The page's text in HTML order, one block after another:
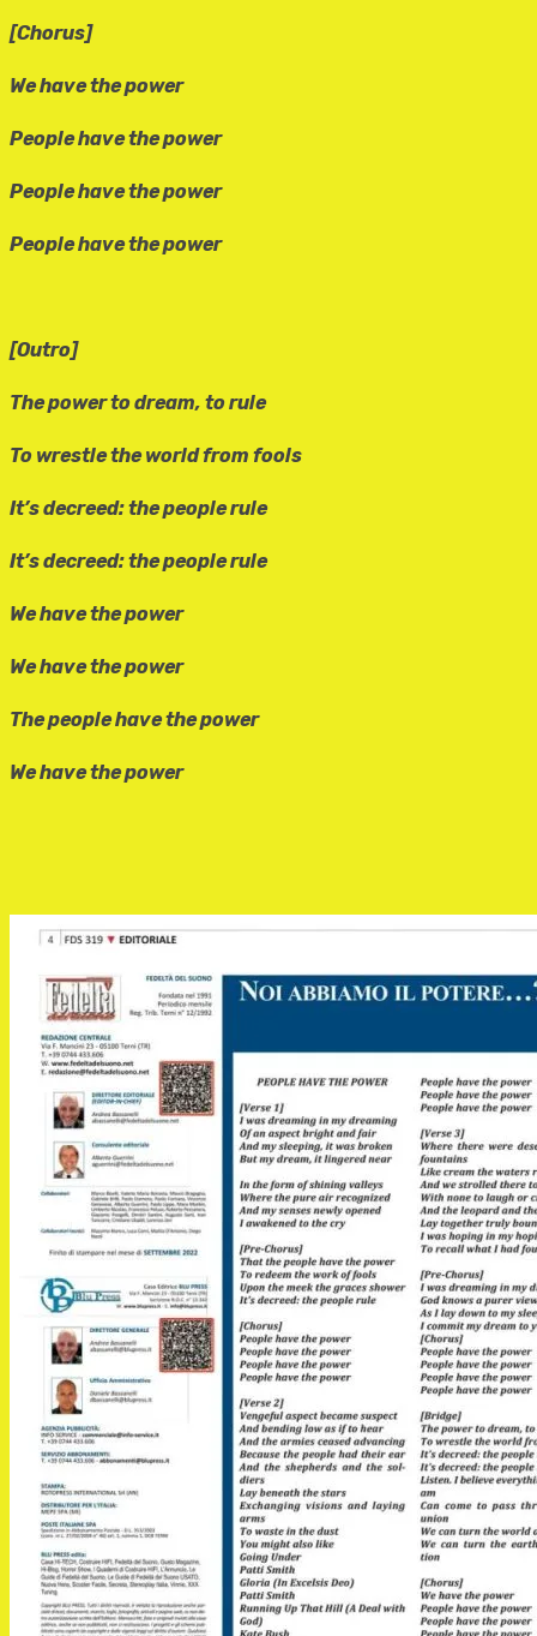
[Chorus]
We have the power
People have the power
People have the power
People have the power
[Outro]
The power to dream, to rule
To wrestle the world from fools
It’s decreed: the people rule
It’s decreed: the people rule
We have the power
We have the power
The people have the power
We have the power